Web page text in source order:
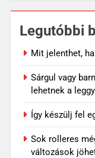
Legutóbbi
Mit jelenthet,
Sárgul vagy
lehetnek a
Így készülj fel
Sok rolleres
változások